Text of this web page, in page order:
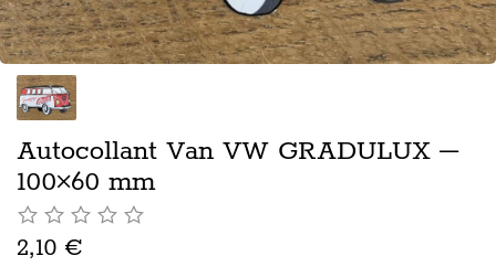
Autocollant Van VW GRADULUX –
100×60 mm
2,10 €